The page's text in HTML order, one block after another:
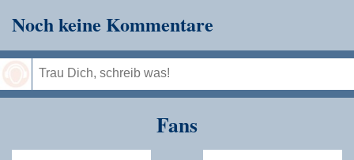
Noch keine Kommentare
Fans